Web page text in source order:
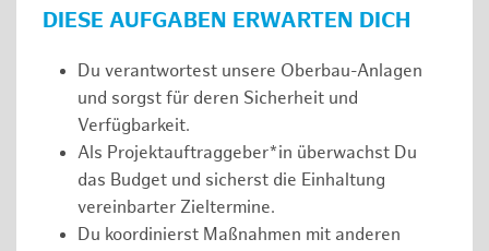
DIESE AUFGABEN ERWARTEN DICH
Du verantwortest unsere Oberbau-Anlagen
und sorgst für deren Sicherheit und
Verfügbarkeit.
Als Projektauftraggeber*in überwachst Du
das Budget und sicherst die Einhaltung
vereinbarter Zieltermine.
Du koordinierst Maßnahmen mit anderen